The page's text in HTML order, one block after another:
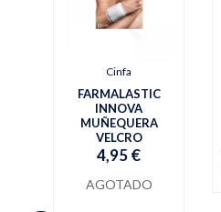
Cinfa
FARMALASTIC
INNOVA
MUÑEQUERA
VELCRO
4,95 €
AGOTADO